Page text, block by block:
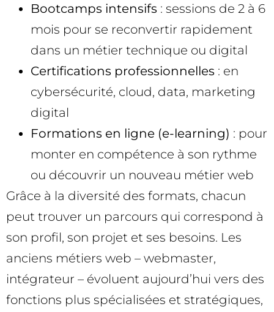
Bootcamps intensifs : sessions de 2 à 6
mois pour se reconvertir rapidement
dans un métier technique ou digital
Certifications professionnelles : en
cybersécurité, cloud, data, marketing
digital
Formations en ligne (e-learning) : pour
monter en compétence à son rythme
ou découvrir un nouveau métier web
Grâce à la diversité des formats, chacun
peut trouver un parcours qui correspond à
son profil, son projet et ses besoins. Les
anciens métiers web – webmaster,
intégrateur – évoluent aujourd’hui vers des
fonctions plus spécialisées et stratégiques,